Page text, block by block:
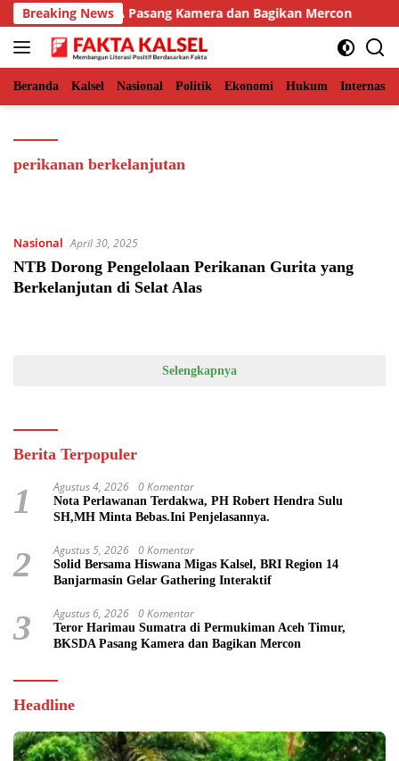
Langsung
ke
konten
Breaking News
Timur, BKSDA Pasang Kamera dan Bagikan Mercon
Beranda Kalsel Nasional Politik Ekonomi Hukum
perikanan berkelanjutan
Nasional April 30, 2025
NTB Dorong Pengelolaan Perikanan Gurita yang
Berkelanjutan di Selat Alas
Selengkapnya
Berita Terpopuler
1 Agustus 4, 2026 0 Komentar
Nota Perlawanan Terdakwa, PH Robert Hendra Sulu
SH,MH Minta Bebas.Ini Penjelasannya.
2 Agustus 5, 2026 0 Komentar
Solid Bersama Hiswana Migas Kalsel, BRI Region 14
Banjarmasin Gelar Gathering Interaktif
3 Agustus 6, 2026 0 Komentar
Teror Harimau Sumatra di Permukiman Aceh Timur,
BKSDA Pasang Kamera dan Bagikan Mercon
Headline